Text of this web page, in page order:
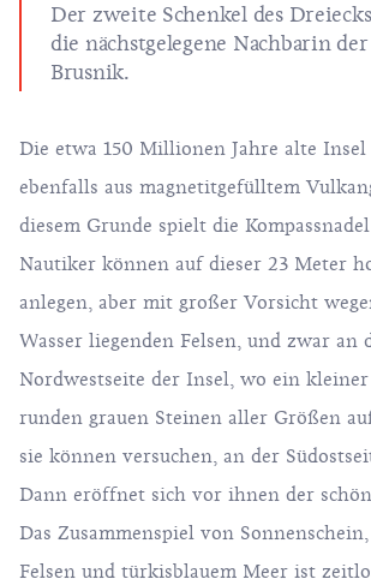
Der zweite Schenkel des
die nächstgelegene Nachbarin
Brusnik.
Die etwa 150 Millionen Jahre alte
ebenfalls aus magnetitgefülltem
diesem Grunde spielt die
Nautiker können auf dieser 23 Meter
anlegen, aber mit großer Vorsicht
Wasser liegenden Felsen, und zwar an
Nordwestseite der Insel, wo ein
runden grauen Steinen aller Größen
sie können versuchen, an der
Dann eröffnet sich vor ihnen der
Das Zusammenspiel von
Felsen und türkisblauem Meer ist